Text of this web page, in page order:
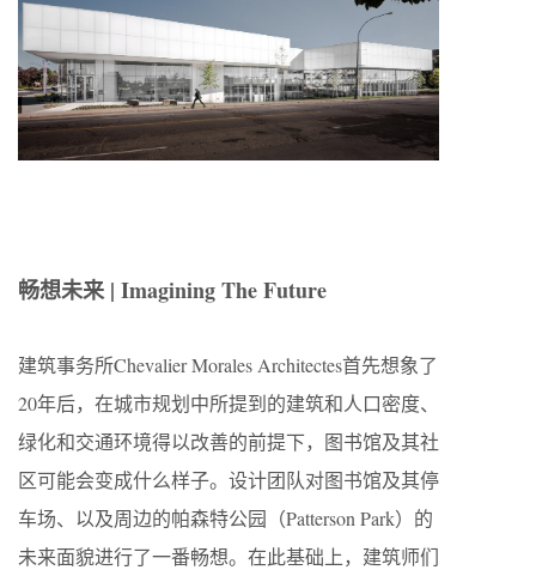
畅想未来 | Imagining The Future
建筑事务所Chevalier Morales Architectes首先想象了
20年后，在城市规划中所提到的建筑和人口密度、
绿化和交通环境得以改善的前提下，图书馆及其社
区可能会变成什么样子。设计团队对图书馆及其停
车场、以及周边的帕森特公园（Patterson Park）的
未来面貌进行了一番畅想。在此基础上，建筑师们